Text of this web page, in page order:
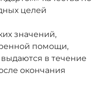
целей
значений,
помощи,
в течение
окончания